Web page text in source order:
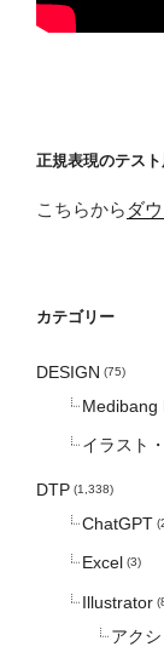
正規表現のテス
こちらから ダ
カテゴリー
DESIGN (75)
Medibang
イラスト
DTP (1,338)
ChatGPT
Excel (3)
Illustrator
アク